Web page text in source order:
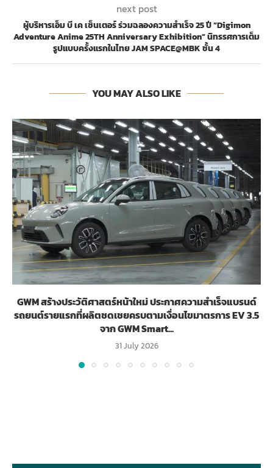
next post
ผู้บริหารเอ็ม บี เค เซ็นเตอร์ ร่วมฉลองความสำเร็จ 25 ปี “Digimon
Adventure Anime 25TH Anniversary Exhibition” นิทรรศการเต็ม
รูปแบบครั้งแรกในไทย JAM SPACE@MBK ชั้น 4
YOU MAY ALSO LIKE
GWM สร้างประวัติศาสตร์หน้าใหม่ ประกาศความสำเร็จแบรนด์
รถยนต์รายแรกที่ผลิตชดเชยครบตามเงื่อนไขมาตรการ EV 3.5
จาก GWM Smart...
31 July 2026